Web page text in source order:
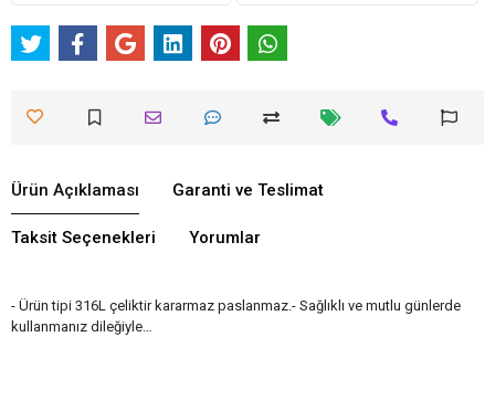
Ürün Açıklaması Garanti ve Teslimat
Taksit Seçenekleri Yorumlar
- Ürün tipi 316L çeliktir kararmaz paslanmaz.- Sağlıklı ve mutlu günlerde
kullanmanız dileğiyle…